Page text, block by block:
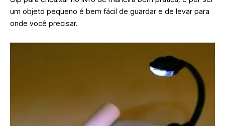
um objeto pequeno é bem fácil de guardar e de levar para
onde você precisar.